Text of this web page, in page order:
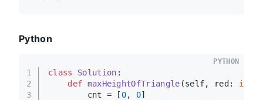
Python
1
2
3
class Solution :
def maxHeightOfTriangle (self, red: int
        cnt = [
0, 0]
PYTHON